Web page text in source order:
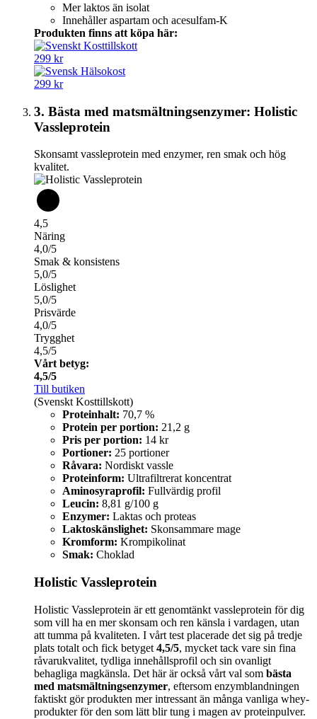
Mer laktos än isolat
Innehåller aspartam och acesulfam-K
Produkten finns att köpa här:
299 kr
299 kr
3. Bästa med matsmältningsenzymer: Holistic
Vassleprotein
Skonsamt vassleprotein med enzymer, ren smak och hög
kvalitet.
4,5
Näring
4,0/5
Smak & konsistens
5,0/5
Löslighet
5,0/5
Prisvärde
4,0/5
Trygghet
4,5/5
Vårt betyg:
4,5/5
Till butiken
(Svenskt Kosttillskott)
Proteinhalt: 70,7 %
Protein per portion: 21,2 g
Pris per portion: 14 kr
Portioner: 25 portioner
Råvara: Nordiskt vassle
Proteinform: Ultrafiltrerat koncentrat
Aminosyraprofil: Fullvärdig profil
Leucin: 8,81 g/100 g
Enzymer: Laktas och proteas
Laktoskänslighet: Skonsammare mage
Kromform: Krompikolinat
Smak: Choklad
Holistic Vassleprotein
Holistic Vassleprotein är ett genomtänkt vassleprotein för dig
som vill ha en mer skonsam och ren känsla i vardagen, utan
att tumma på kvaliteten. I vårt test placerade det sig på tredje
plats totalt och fick betyget 4,5/5, mycket tack vare sin fina
råvarukvalitet, tydliga innehållsprofil och sin ovanligt
behagliga magkänsla. Det här är också vårt val som bästa
med matsmältningsenzymer, eftersom enzymblandningen
faktiskt gör produkten mer intressant än många vanliga whey-
produkter för den som lätt blir tung i magen av proteinpulver.